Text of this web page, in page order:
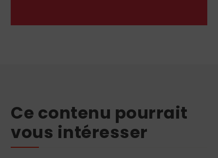
Ce contenu pourrait
vous intéresser